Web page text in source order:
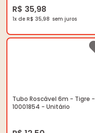
R$ 35,98
1x de R$ 35,98
Tubo Roscável 6m - Tigre -
10001854 - Unitário